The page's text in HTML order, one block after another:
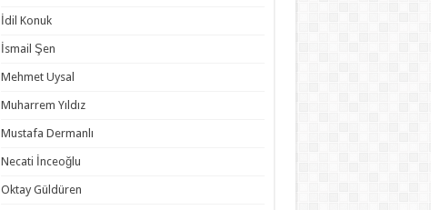
İdil Konuk
İsmail Şen
Mehmet Uysal
Muharrem Yıldız
Mustafa Dermanlı
Necati İnceoğlu
Oktay Güldüren